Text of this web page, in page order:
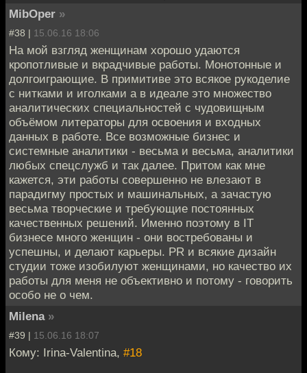
MibOper »
#38 | 15.06.16 18:06
На мой взгляд женщинам хорошо удаются
кропотливые и вкрадчивые работы. Монотонные и
долгоиграющие. В примитиве это всякое рукоделие
с нитками и иголками а в идеале это множество
аналитических специальностей с чудовищным
объёмом литераторы для освоения и входных
данных в работе. Все возможные бизнес и
системные аналитики - весьма и весьма, аналитики
любых спецслужб и так далее. Притом как мне
кажется, эти работы совершенно не влезают в
парадигму простых и машинальных, а зачастую
весьма творческие и требующие постоянных
качественных решений. Именно поэтому в IT
бизнесе много женщин - они востребованы и
успешны, и делают карьеры. PR и всякие дизайн
студии тоже изобилуют женщинами, но качество их
работы для меня не объективно и потому - говорить
особо не о чем.
Milena »
#39 | 15.06.16 18:07
Кому: Irina-Valentina, #18